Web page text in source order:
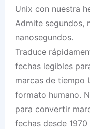
Unix con nuestra
Admite segundos,
nanosegundos.
Traduce
fechas legibles
marcas de tiempo
formato humano.
para convertir
fechas desde